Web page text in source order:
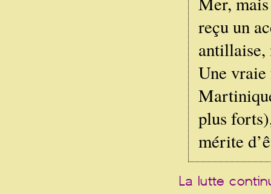
reçu un
antillaise,
Une vraie
plus
mérite